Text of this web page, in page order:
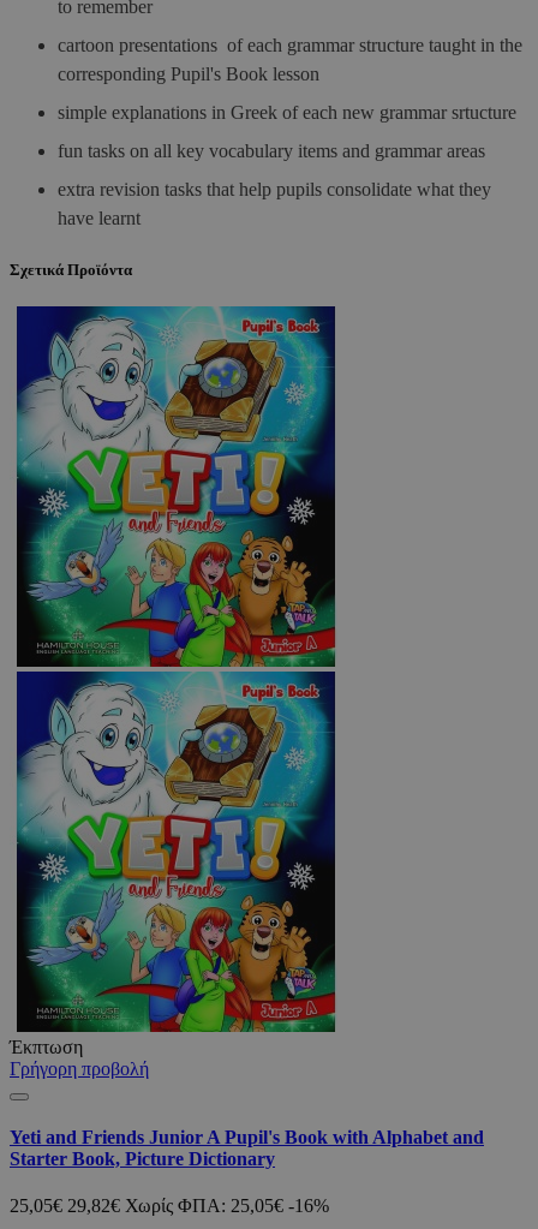
to remember
cartoon presentations of each grammar structure taught in the
corresponding Pupil's Book lesson
simple explanations in Greek of each new grammar srtucture
fun tasks on all key vocabulary items and grammar areas
extra revision tasks that help pupils consolidate what they
have learnt
Σχετικά Προϊόντα
Έκπτωση
Γρήγορη προβολή
Yeti and Friends Junior A Pupil's Book with Alphabet and
Starter Book, Picture Dictionary
25,05€ 29,82€ Χωρίς ΦΠΑ: 25,05€ -16%